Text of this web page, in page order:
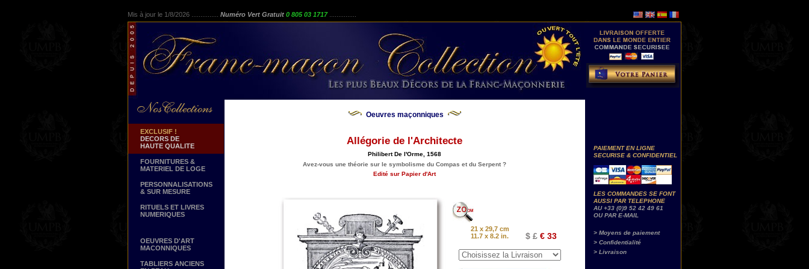
Mis à jour le 1/8/2026 ............... Numéro Vert Gratuit 0 805 03 1717
EXCLUSIF !
DECORS DE
HAUTE QUALITE
FOURNITURES &
MATERIEL DE LOGE
PERSONNALISATIONS
& SUR MESURE
RITUELS ET LIVRES
NUMERIQUES
OEUVRES D'ART
MACONNIQUES
TABLIERS ANCIENS
Oeuvres maçonniques
Allégorie de l'Architecte
Philibert De l'Orme, 1568
Avez-vous une théorie sur le symbolisme du Compas et du Serpent ?
Edité sur Papier d'Art
21 x 29,7 cm
11.7 x 8.2 in.
$ £ € 33
PAIEMENT EN LIGNE
SECURISE & CONFIDENTIEL
LES COMMANDES SE FONT
AUSSI PAR TELEPHONE
AU +33 (0)9 52 42 49 61
OU PAR E-MAIL
> Moyens de paiement
> Confidentialité
> Livraison